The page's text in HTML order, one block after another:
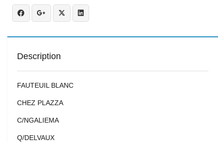
Description
FAUTEUIL BLANC
CHEZ PLAZZA
C/NGALIEMA
Q/DELVAUX